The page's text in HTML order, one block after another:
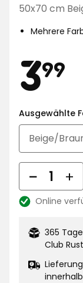
50x70 cm
Mehrere
Preis
399
Ausgewählte
Menge
Lagerbestand:
Online
365
Club